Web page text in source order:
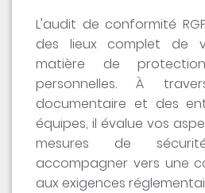
L'audit de conformité
des lieux complet de
matière de
personnelles. À
documentaire et des
équipes, il évalue vos
mesures de
accompagner vers une
aux exigences